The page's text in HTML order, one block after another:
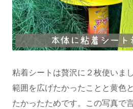
粘着シートは贅沢に２枚使いま
範囲を広げたかったことと黄色
たかったためです。この写真で